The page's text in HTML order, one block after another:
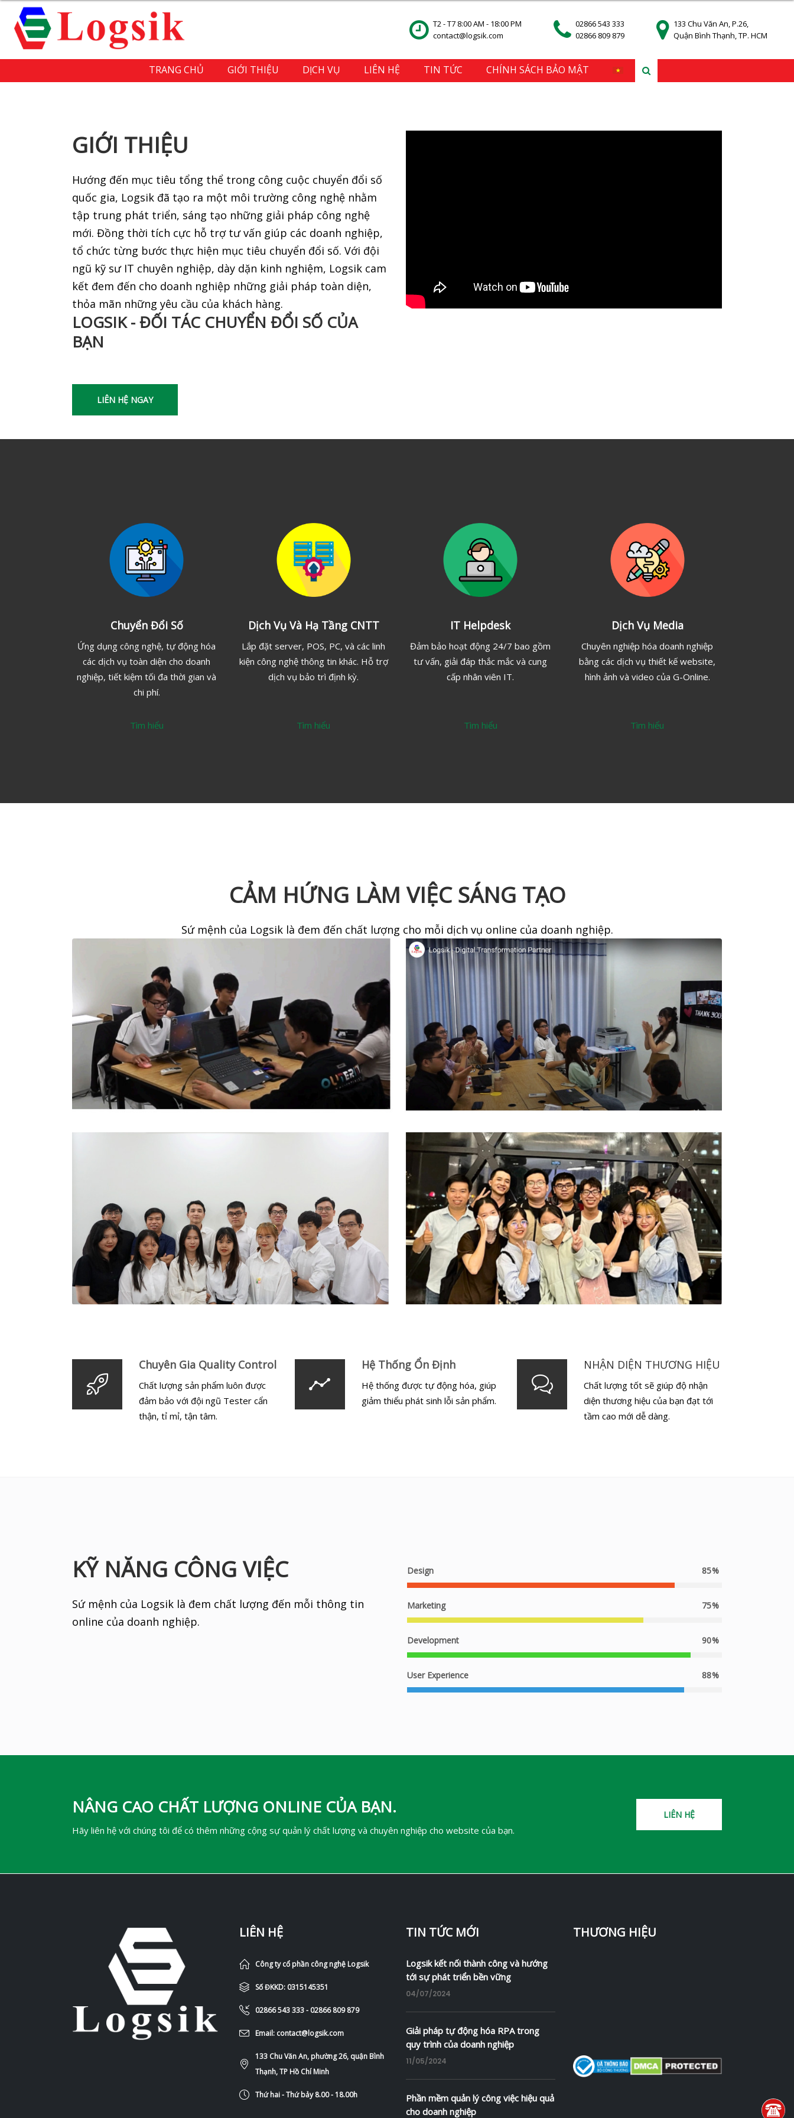
T2 - T7 8:00 AM - 18:00 PM
contact@logsik.com
02866 543 333
02866 809 879
133 Chu Văn An, P.26,
Quận Bình Thạnh, TP. HCM
TRANG CHỦ GIỚI THIỆU DỊCH VỤ LIÊN HỆ TIN TỨC CHÍNH SÁCH BẢO MẬT
GIỚI THIỆU
Hướng đến mục tiêu tổng thể trong công cuộc chuyển đổi số
quốc gia, Logsik đã tạo ra một môi trường công nghệ nhằm
tập trung phát triển, sáng tạo những giải pháp công nghệ
mới. Đồng thời tích cực hỗ trợ tư vấn giúp các doanh nghiệp,
tổ chức từng bước thực hiện mục tiêu chuyển đổi số. Với đội
ngũ kỹ sư IT chuyên nghiệp, dày dặn kinh nghiệm, Logsik cam
kết đem đến cho doanh nghiệp những giải pháp toàn diện,
thỏa mãn những yêu cầu của khách hàng.
LOGSIK - ĐỐI TÁC CHUYỂN ĐỔI SỐ CỦA
BẠN
LIÊN HỆ NGAY
Chuyển Đổi Số
Ứng dụng công nghệ, tự động hóa
các dịch vụ toàn diện cho doanh
nghiệp, tiết kiệm tối đa thời gian và
chi phí.
Tìm hiểu
Dịch Vụ Và Hạ Tầng CNTT
Lắp đặt server, POS, PC, và các linh
kiện công nghệ thông tin khác. Hỗ trợ
dịch vụ bảo trì định kỳ.
Tìm hiểu
IT Helpdesk
Đảm bảo hoạt động 24/7 bao gồm
tư vấn, giải đáp thắc mắc và cung
cấp nhân viên IT.
Tìm hiểu
Dịch Vụ Media
Chuyên nghiệp hóa doanh nghiệp
bằng các dịch vụ thiết kế website,
hình ảnh và video của G-Online.
Tìm hiểu
CẢM HỨNG LÀM VIỆC SÁNG TẠO
Sứ mệnh của Logsik là đem đến chất lượng cho mỗi dịch vụ online của doanh nghiệp.
Chuyên Gia Quality Control
Chất lượng sản phẩm luôn được
đảm bảo với đội ngũ Tester cẩn
thận, tỉ mỉ, tận tâm.
Hệ Thống Ổn Định
Hệ thống được tự động hóa, giúp
giảm thiểu phát sinh lỗi sản phẩm.
NHẬN DIỆN THƯƠNG HIỆU
Chất lượng tốt sẽ giúp độ nhận
diện thương hiệu của bạn đạt tới
tầm cao mới dễ dàng.
KỸ NĂNG CÔNG VIỆC
Sứ mệnh của Logsik là đem chất lượng đến mỗi thông tin
online của doanh nghiệp.
Design 85
Marketing 75
Development 90
User Experience 88
NÂNG CAO CHẤT LƯỢNG ONLINE CỦA BẠN.
Hãy liên hệ với chúng tôi để có thêm những cộng sự quản lý chất lượng và chuyên nghiệp cho website của bạn.
LIÊN HỆ
LIÊN HỆ
Công ty cổ phần công nghệ Logsik
Số ĐKKD: 0315145351
02866 543 333 - 02866 809 879
Email: contact@logsik.com
133 Chu Văn An, phường 26, quận Bình
Thạnh, TP Hồ Chí Minh
Thứ hai - Thứ bảy 8.00 - 18.00h
TIN TỨC MỚI
Logsik kết nối thành công và hướng
tới sự phát triển bền vững
04/07/2024
Giải pháp tự động hóa RPA trong
quy trình của doanh nghiệp
11/05/2024
Phần mềm quản lý công việc hiệu quả
cho doanh nghiệp
THƯƠNG HIỆU